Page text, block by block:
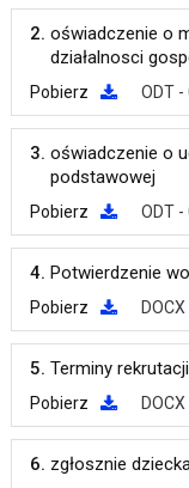
2. oświadczenie o
działalnosci
Pobierz ODT -
3. oświadczenie o
podstawowej
Pobierz ODT -
4. Potwierdzenie
Pobierz
5. Terminy
Pobierz
6. zgłosznie